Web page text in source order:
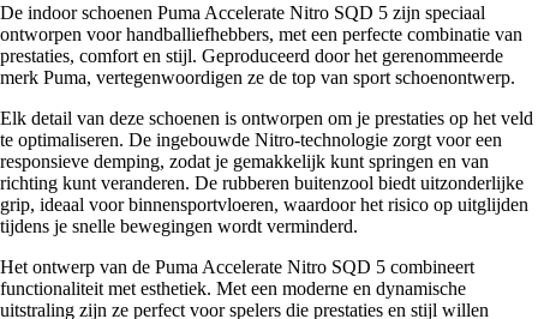
De indoor schoenen Puma Accelerate Nitro SQD 5 zijn speciaal
ontworpen voor handballiefhebbers, met een perfecte combinatie van
prestaties, comfort en stijl. Geproduceerd door het gerenommeerde
merk Puma, vertegenwoordigen ze de top van sport schoenontwerp.
Elk detail van deze schoenen is ontworpen om je prestaties op het veld
te optimaliseren. De ingebouwde Nitro-technologie zorgt voor een
responsieve demping, zodat je gemakkelijk kunt springen en van
richting kunt veranderen. De rubberen buitenzool biedt uitzonderlijke
grip, ideaal voor binnensportvloeren, waardoor het risico op uitglijden
tijdens je snelle bewegingen wordt verminderd.
Het ontwerp van de Puma Accelerate Nitro SQD 5 combineert
functionaliteit met esthetiek. Met een moderne en dynamische
uitstraling zijn ze perfect voor spelers die prestaties en stijl willen